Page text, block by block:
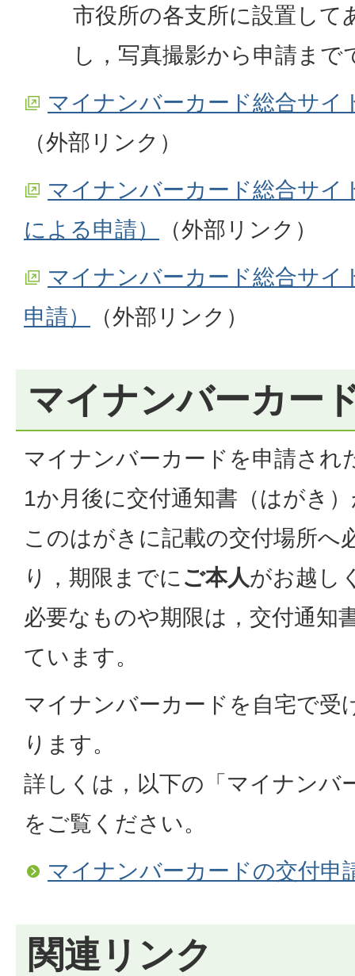
市役所の各支所に設置して
し，写真撮影から申請まで
マイナンバーカード総合サイ
（外部リンク）
マイナンバーカード総合サイ
による申請）
（外部リンク）
マイナンバーカード総合サイ
申請）
（外部リンク）
マイナンバーカー
マイナンバーカードを申請され
1か月後に交付通知書（はがき
このはがきに記載の交付場所へ
り，期限までにご本人がお越し
必要なものや期限は，交付通知
ています。
マイナンバーカードを自宅で受
ります。
詳しくは，以下の「マイナンバ
をご覧ください。
マイナンバーカードの交付申
関連リンク